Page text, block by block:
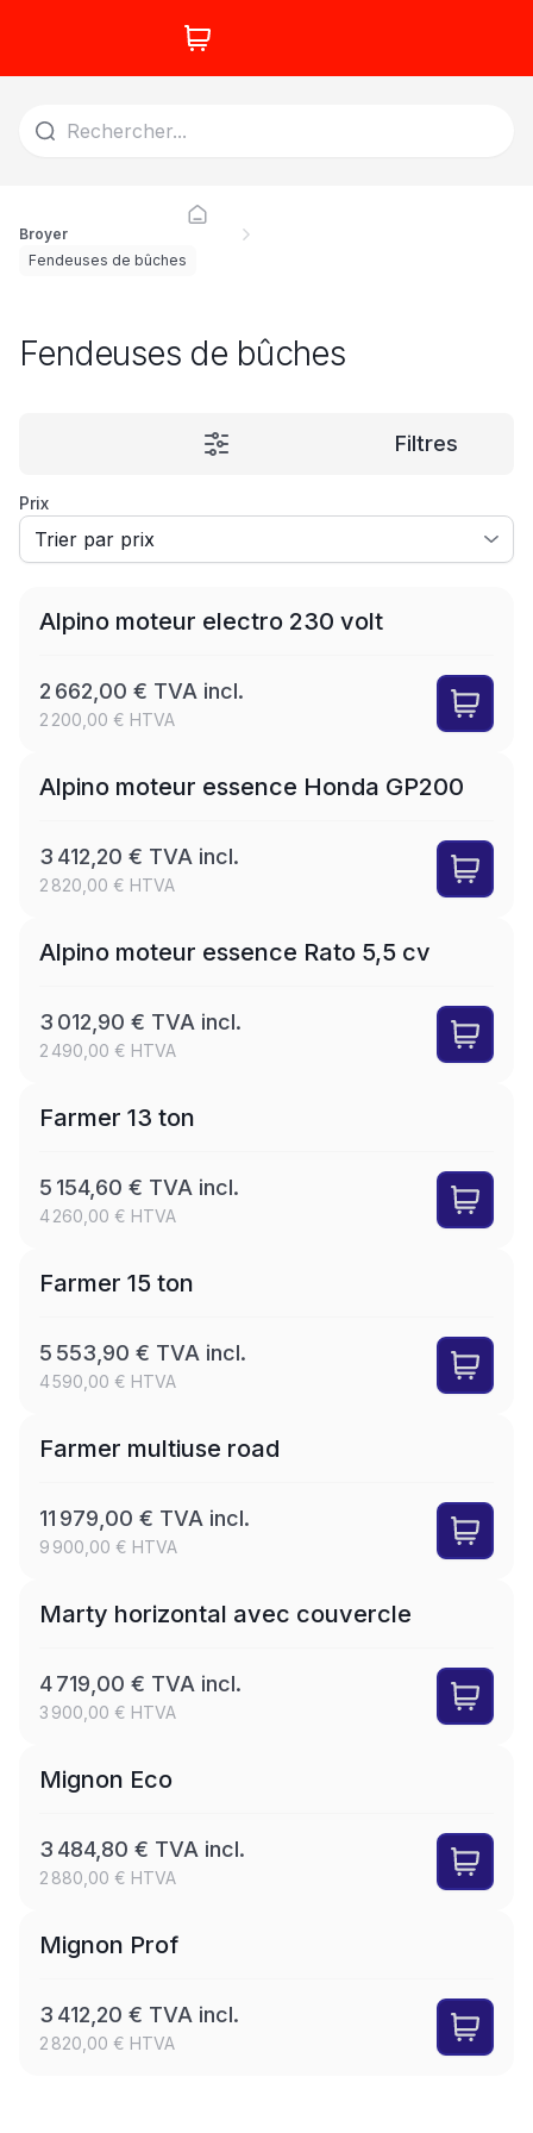
Broyer
Fendeuses de bûches
Fendeuses de bûches
Filtres
Prix
Alpino moteur electro 230 volt
2 662,00 € TVA incl.
2 200,00 € HTVA LEASE
Alpino moteur essence Honda GP200
3 412,20 € TVA incl.
2 820,00 € HTVA LEASE
Alpino moteur essence Rato 5,5 cv
3 012,90 € TVA incl.
2 490,00 € HTVA LEASE
Farmer 13 ton
5 154,60 € TVA incl.
4 260,00 € HTVA LEASE
Farmer 15 ton
5 553,90 € TVA incl.
4 590,00 € HTVA LEASE
Farmer multiuse road
11 979,00 € TVA incl.
9 900,00 € HTVA LEASE
Marty horizontal avec couvercle
4 719,00 € TVA incl.
3 900,00 € HTVA LEASE
Mignon Eco
3 484,80 € TVA incl.
2 880,00 € HTVA LEASE
Mignon Prof
3 412,20 € TVA incl.
2 820,00 € HTVA